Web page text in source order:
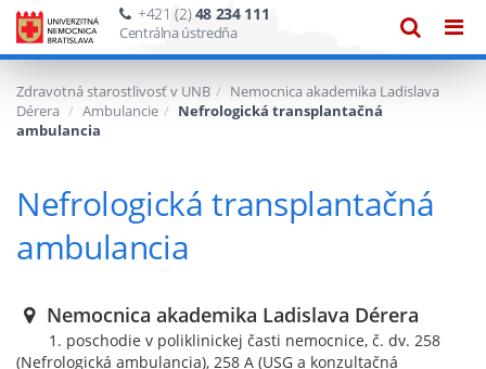
+421 (2)48 234 111
Centrálna ústredňa
Zdravotná starostlivosť v UNB
Nemocnica akademika Ladislava
Dérera
Ambulancie
Nefrologická transplantačná
ambulancia
Nefrologická transplantačná
ambulancia
Nemocnica akademika Ladislava Dérera
1. poschodie v poliklinickej časti nemocnice, č. dv. 258
(Nefrologická ambulancia), 258 A (USG a konzultačná